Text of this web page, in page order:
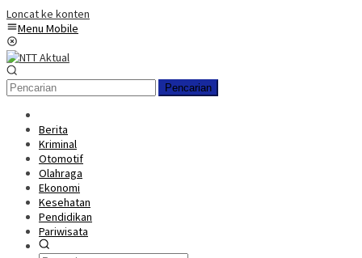
Loncat ke konten
Menu Mobile
Pencarian
Berita
Kriminal
Otomotif
Olahraga
Ekonomi
Kesehatan
Pendidikan
Pariwisata